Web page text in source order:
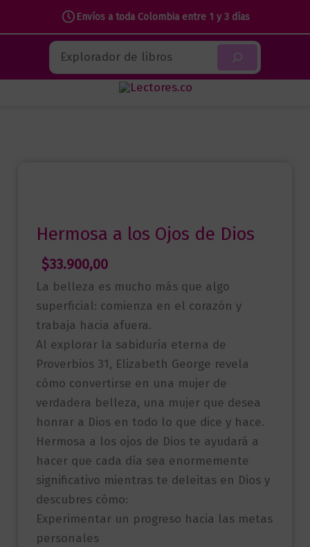
Envíos a toda Colombia entre 1 y 3 días
contenido
Buscar
Hermosa a los Ojos de Dios
$33.900,00
La belleza es mucho más que algo
superficial: comienza en el corazón y
trabaja hacia afuera.
Al explorar la sabiduría eterna de
Proverbios 31, Elizabeth George revela
cómo convertirse en una mujer de
verdadera belleza, una mujer que desea
honrar a Dios en todo lo que dice y hace.
Hermosa a los ojos de Dios te ayudará a
hacer que cada día sea enormemente
significativo mientras te deleitas en Dios y
descubres cómo:
Experimentar un progreso hacia las metas
personales